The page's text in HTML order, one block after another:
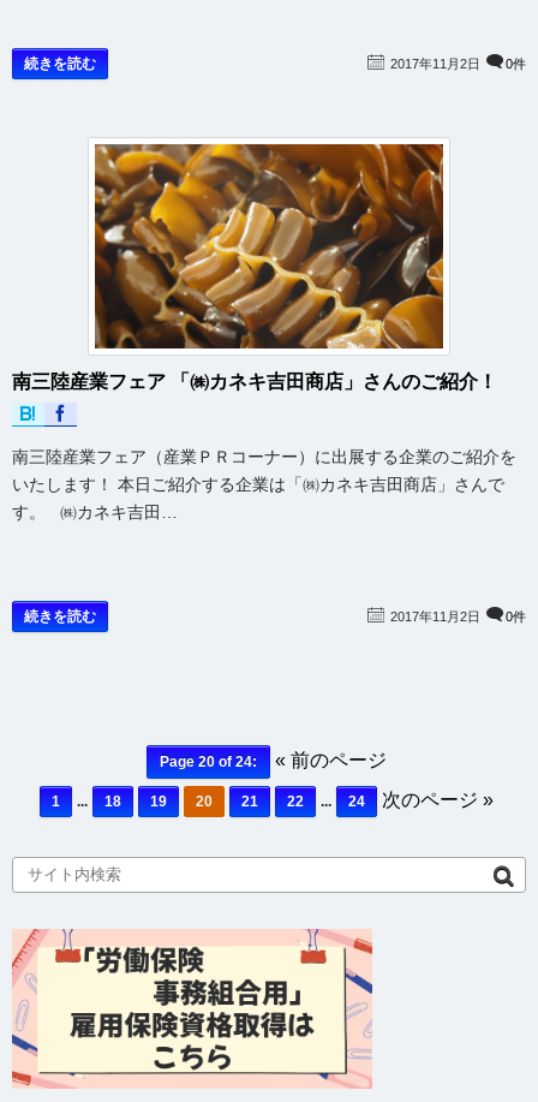
続きを読む 2017年11月2日 0件
南三陸産業フェア 「㈱カネキ吉田商店」さんのご紹介！
南三陸産業フェア（産業ＰＲコーナー）に出展する企業のご紹介を
いたします！ 本日ご紹介する企業は「㈱カネキ吉田商店」さんで
す。 ㈱カネキ吉田…
続きを読む 2017年11月2日 0件
Page 20 of 24: « 前のページ
1 ... 18 19 20 21 22 ... 24 次のページ »